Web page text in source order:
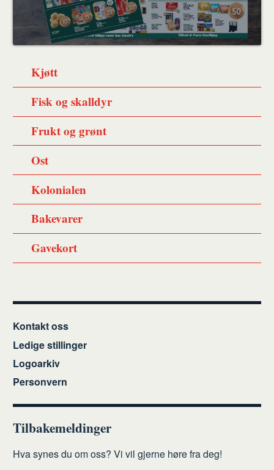
Kjøtt
Fisk og skalldyr
Frukt og grønt
Ost
Kolonialen
Bakevarer
Gavekort
Kontakt oss
Ledige stillinger
Logoarkiv
Personvern
Tilbakemeldinger
Hva synes du om oss? Vi vil gjerne høre fra deg!